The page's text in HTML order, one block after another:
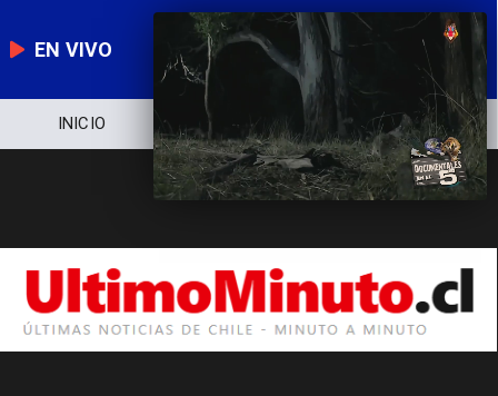
EN VIVO
NOTICIERO POLÍTICA ECONOMÍA